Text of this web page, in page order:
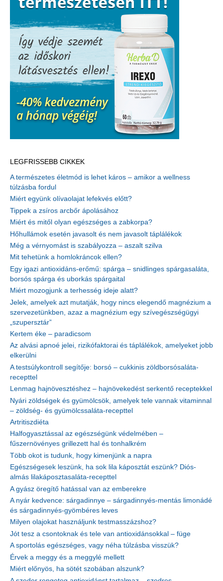
LEGFRISSEBB CIKKEK
A természetes életmód is lehet káros – amikor a wellness
túlzásba fordul
Miért együnk olívaolajat lefekvés előtt?
Tippek a zsíros arcbőr ápolásához
Miért és mitől olyan egészséges a zabkorpa?
Hőhullámok esetén javasolt és nem javasolt táplálékok
Még a vérnyomást is szabályozza – aszalt szilva
Mit tehetünk a homlokráncok ellen?
Egy igazi antioxidáns-erőmű: spárga – snidlinges spárgasaláta,
borsós spárga és uborkás spárgaital
Miért mozogjunk a terhesség ideje alatt?
Jelek, amelyek azt mutatják, hogy nincs elegendő magnézium a
szervezetünkben, azaz a magnézium egy szívegészségügyi
„szupersztár”
Kertem éke – paradicsom
Az alvási apnoé jelei, rizikófaktorai és táplálékok, amelyeket jobb
elkerülni
A testsúlykontroll segítője: borsó – cukkinis zöldborsósaláta-
recepttel
Lenmag hajnövesztéshez – hajnövekedést serkentő receptekkel
Nyári zöldségek és gyümölcsök, amelyek tele vannak vitaminnal
– zöldség- és gyümölcssaláta-recepttel
Artritiszdiéta
Halfogyasztással az egészségünk védelmében –
fűszernövényes grillezett hal és tonhalkrém
Több okot is tudunk, hogy kimenjünk a napra
Egészségesek leszünk, ha sok lila káposztát eszünk? Diós-
almás lilakáposztasaláta-recepttel
A gyász öregítő hatással van az emberekre
A nyár kedvence: sárgadinnye – sárgadinnyés-mentás limonádé
és sárgadinnyés-gyömbéres leves
Milyen olajokat használjunk testmasszázshoz?
Jót tesz a csontoknak és tele van antioxidánsokkal – füge
A sportolás egészséges, vagy néha túlzásba visszük?
Érvek a meggy és a meggylé mellett
Miért előnyös, ha sötét szobában alszunk?